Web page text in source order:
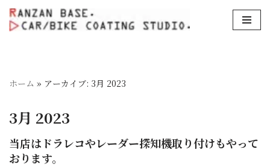
コ
ン
ス
キ
ッ
ホーム » アーカイブ: 3月 2023
3月 2023
当店はドラレコやレーダー探知機取り付けもやって
おります。